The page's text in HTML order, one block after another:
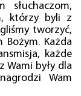
słuchaczom,
którzy byli z
tworzyć,
Bożym. Każda
każde
Wami były dla
Wam